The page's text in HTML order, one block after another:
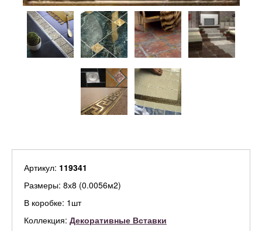
Артикул: 119341
Размеры: 8х8 (0.0056м2)
В коробке: 1шт
Коллекция: Декоративные Вставки